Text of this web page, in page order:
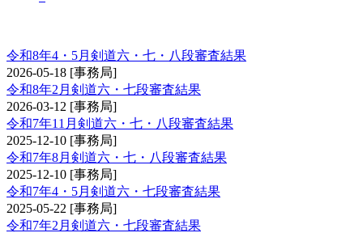
令和8年4・5月剣道六・七・八段審査結果
2026-05-18 [事務局]
令和8年2月剣道六・七段審査結果
2026-03-12 [事務局]
令和7年11月剣道六・七・八段審査結果
2025-12-10 [事務局]
令和7年8月剣道六・七・八段審査結果
2025-12-10 [事務局]
令和7年4・5月剣道六・七段審査結果
2025-05-22 [事務局]
令和7年2月剣道六・七段審査結果